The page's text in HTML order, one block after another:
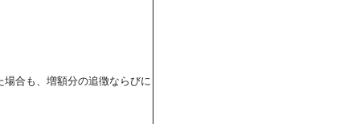
合も、増額分の追徴ならびに